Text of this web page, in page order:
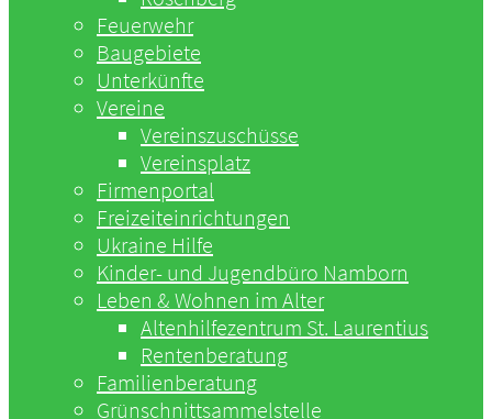
Feuerwehr
Baugebiete
Unterkünfte
Vereine
Vereinszuschüsse
Vereinsplatz
Firmenportal
Freizeiteinrichtungen
Ukraine Hilfe
Kinder- und Jugendbüro Namborn
Leben & Wohnen im Alter
Altenhilfezentrum St. Laurentius
Rentenberatung
Familienberatung
Grünschnittsammelstelle